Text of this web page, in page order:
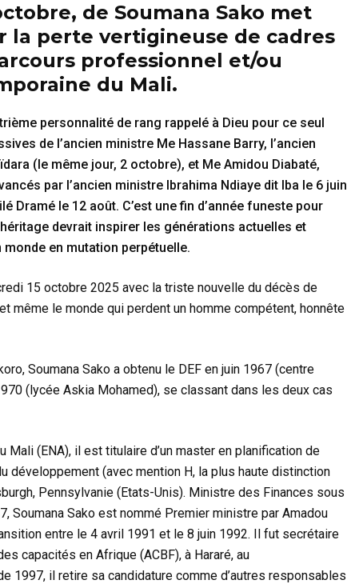
de Soumana Sako met
la perte vertigineuse de cadres
professionnel et/ou
du Mali.
personnalité de rang rappelé à Dieu pour ce seul
de l’ancien ministre Me Hassane Barry, l’ancien
(le même jour, 2 octobre), et Me Amidou Diabaté,
par l’ancien ministre Ibrahima Ndiaye dit Iba le 6 juin
Dramé le 12 août. C’est une fin d’année funeste pour
devrait inspirer les générations actuelles et
en mutation perpétuelle.
15 octobre 2025 avec la triste nouvelle du décès de
même le monde qui perdent un homme compétent, honnête
Soumana Sako a obtenu le DEF en juin 1967 (centre
(lycée Askia Mohamed), se classant dans les deux cas
Mali (ENA), il est titulaire d’un master en planification de
développement (avec mention H, la plus haute distinction
Pennsylvanie (Etats-Unis). Ministre des Finances sous
Soumana Sako est nommé Premier ministre par Amadou
entre le 4 avril 1991 et le 8 juin 1992. Il fut secrétaire
capacités en Afrique (ACBF), à Hararé, au
1997, il retire sa candidature comme d’autres responsables